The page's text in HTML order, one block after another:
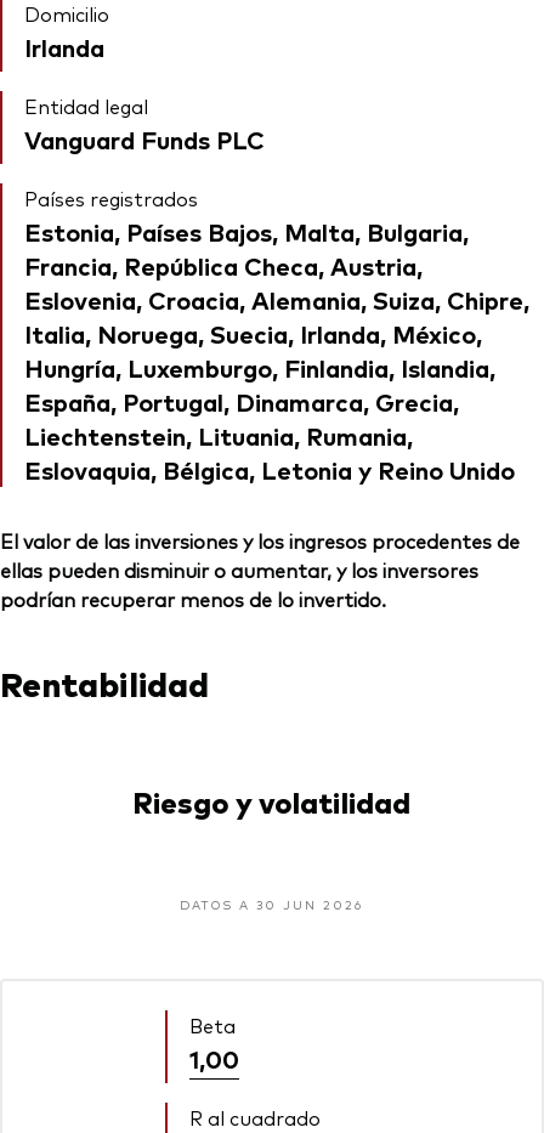
Domicilio
Irlanda
Entidad legal
Vanguard Funds PLC
Países registrados
Estonia, Países Bajos, Malta, Bulgaria,
Francia, República Checa, Austria,
Eslovenia, Croacia, Alemania, Suiza, Chipre,
Italia, Noruega, Suecia, Irlanda, México,
Hungría, Luxemburgo, Finlandia, Islandia,
España, Portugal, Dinamarca, Grecia,
Liechtenstein, Lituania, Rumania,
Eslovaquia, Bélgica, Letonia y Reino Unido
El valor de las inversiones y los ingresos procedentes de
ellas pueden disminuir o aumentar, y los inversores
podrían recuperar menos de lo invertido.
Rentabilidad
Riesgo y volatilidad
DATOS A 30 JUN 2026
Beta
1,00
R al cuadrado